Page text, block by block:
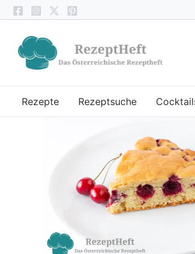
Zum
Inhalt
springen
Rezepte Rezeptsuche